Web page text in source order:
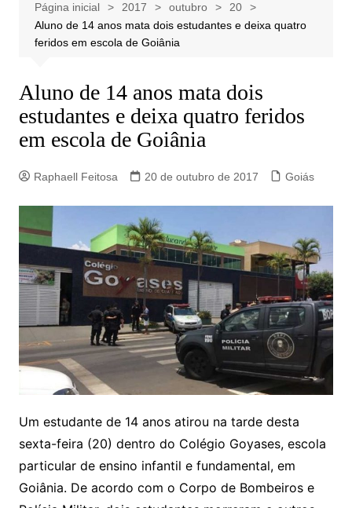
Página inicial 2017 outubro
20
Aluno de 14 anos mata dois estudantes e deixa quatro
feridos em escola de Goiânia
Aluno de 14 anos mata dois
estudantes e deixa quatro feridos
em escola de Goiânia
Raphaell Feitosa 20 de outubro de 2017 Goiás
Um estudante de 14 anos atirou na tarde desta
sexta-feira (20) dentro do Colégio Goyases, escola
particular de ensino infantil e fundamental, em
Goiânia. De acordo com o Corpo de Bombeiros e